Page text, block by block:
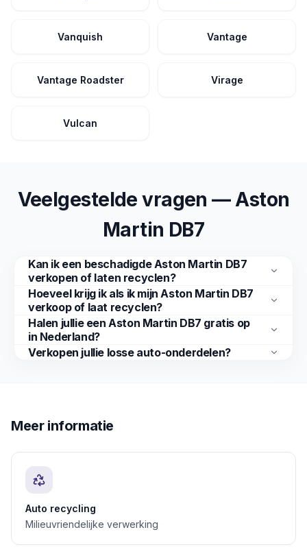
Vanquish Vantage
Vantage Roadster Virage
Vulcan
Veelgestelde vragen — Aston
Martin DB7
Kan ik een beschadigde Aston Martin DB7
verkopen of laten recyclen?
Hoeveel krijg ik als ik mijn Aston Martin DB7
verkoop of laat recyclen?
Halen jullie een Aston Martin DB7 gratis op
in Nederland?
Verkopen jullie losse auto-onderdelen?
Meer informatie
Auto recycling
Milieuvriendelijke verwerking